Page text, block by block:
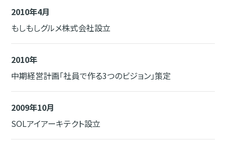
2010年4月
もしもしグルメ株式会社設立
2010年
中期経営計画「社員で作る3つのビジョン」策定
2009年10月
SOLアイアーキテクト設立